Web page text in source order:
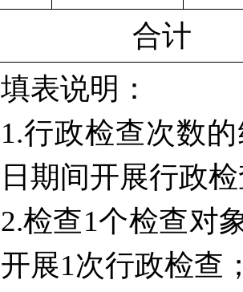
合计
填表说明：
1.行政检查次数
日期间开展行政
2.检查1个检查对
开展1次行政检查